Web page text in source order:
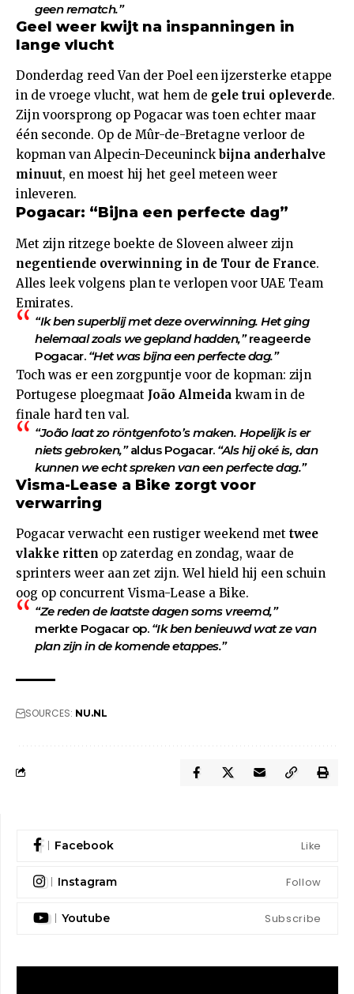
geen rematch.”
Geel weer kwijt na inspanningen in
lange vlucht
Donderdag reed Van der Poel een ijzersterke etappe
in de vroege vlucht, wat hem de gele trui opleverde.
Zijn voorsprong op Pogacar was toen echter maar
één seconde. Op de Mûr-de-Bretagne verloor de
kopman van Alpecin-Deceuninck bijna anderhalve
minuut, en moest hij het geel meteen weer
inleveren.
Pogacar: “Bijna een perfecte dag”
Met zijn ritzege boekte de Sloveen alweer zijn
negentiende overwinning in de Tour de France.
Alles leek volgens plan te verlopen voor UAE Team
Emirates.
“Ik ben superblij met deze overwinning. Het ging
helemaal zoals we gepland hadden,”reageerde
Pogacar. “Het was bijna een perfecte dag.”
Toch was er een zorgpuntje voor de kopman: zijn
Portugese ploegmaat João Almeida kwam in de
finale hard ten val.
“João laat zo röntgenfoto’s maken. Hopelijk is er
niets gebroken,”aldus Pogacar. “Als hij oké is, dan
kunnen we echt spreken van een perfecte dag.”
Visma-Lease a Bike zorgt voor
verwarring
Pogacar verwacht een rustiger weekend met twee
vlakke ritten op zaterdag en zondag, waar de
sprinters weer aan zet zijn. Wel hield hij een schuin
oog op concurrent Visma-Lease a Bike.
“Ze reden de laatste dagen soms vreemd,”
merkte Pogacar op. “Ik ben benieuwd wat ze van
plan zijn in de komende etappes.”
SOURCES: NU.NL
Facebook Like
Instagram Follow
Youtube Subscribe